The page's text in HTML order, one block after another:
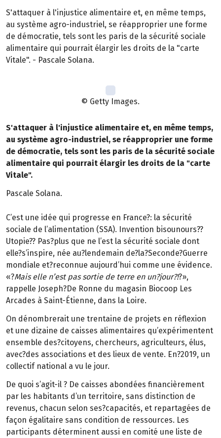
S'attaquer à l'injustice alimentaire et, en même temps,
au système agro-industriel, se réapproprier une forme
de démocratie, tels sont les paris de la sécurité sociale
alimentaire qui pourrait élargir les droits de la "carte
Vitale". - Pascale Solana.
© Getty Images.
S'attaquer à l'injustice alimentaire et, en même temps,
au système agro-industriel, se réapproprier une forme
de démocratie, tels sont les paris de la sécurité sociale
alimentaire qui pourrait élargir les droits de la "carte
Vitale".
Pascale Solana.
C’est une idée qui progresse en France?: la sécurité
sociale de l’alimentation (SSA). Invention bisounours??
Utopie?? Pas?plus que ne l’est la sécurité sociale dont
elle?s’inspire, née au?lendemain de?la?Seconde?Guerre
mondiale et?reconnue aujourd’hui comme une évidence.
«?Mais elle n’est pas sortie de terre en un?jour?!?»,
rappelle Joseph?De Ronne du magasin Biocoop Les
Arcades à Saint-Étienne, dans la Loire.
On dénombrerait une trentaine de projets en réflexion
et une dizaine de caisses alimentaires qu’expérimentent
ensemble des?citoyens, chercheurs, agriculteurs, élus,
avec?des associations et des lieux de vente. En?2019, un
collectif national a vu le jour.
De quoi s’agit-il ? De caisses abondées financièrement
par les habitants d’un territoire, sans distinction de
revenus, chacun selon ses?capacités, et repartagées de
façon égalitaire sans condition de ressources. Les
participants déterminent aussi en comité une liste de